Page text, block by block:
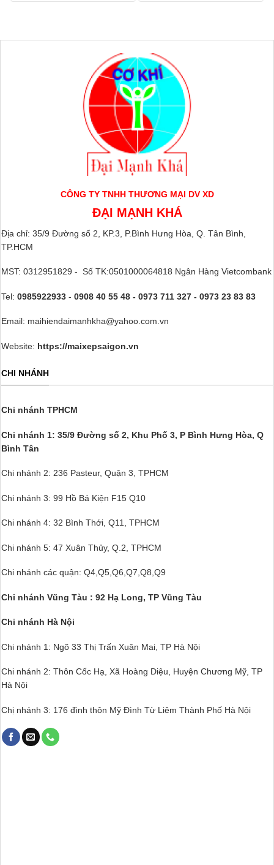
CÔNG TY TNHH THƯƠNG MẠI DV XD
ĐẠI MẠNH KHÁ
Địa chỉ: 35/9 Đường số 2, KP.3, P.Bình Hưng Hòa, Q. Tân Bình,
TP.HCM
MST: 0312951829 - Số TK:0501000064818 Ngân Hàng Vietcombank
Tel: 0985922933 - 0908 40 55 48 - 0973 711 327 - 0973 23 83 83
Email: maihiendaimanhkha@yahoo.com.vn
Website: https://maixepsaigon.vn
CHI NHÁNH
Chi nhánh TPHCM
Chi nhánh 1: 35/9 Đường số 2, Khu Phố 3, P Bình Hưng Hòa, Q
Bình Tân
Chi nhánh 2: 236 Pasteur, Quận 3, TPHCM
Chi nhánh 3: 99 Hồ Bá Kiện F15 Q10
Chi nhánh 4: 32 Bình Thới, Q11, TPHCM
Chi nhánh 5: 47 Xuân Thủy, Q.2, TPHCM
Chi nhánh các quận: Q4,Q5,Q6,Q7,Q8,Q9
Chi nhánh Vũng Tàu : 92 Hạ Long, TP Vũng Tàu
Chi nhánh Hà Nội
Chi nhánh 1: Ngõ 33 Thị Trấn Xuân Mai, TP Hà Nội
Chi nhánh 2: Thôn Cốc Hạ, Xã Hoàng Diệu, Huyện Chương Mỹ, TP
Hà Nội
Chị nhánh 3: 176 đình thôn Mỹ Đình Từ Liêm Thành Phố Hà Nội